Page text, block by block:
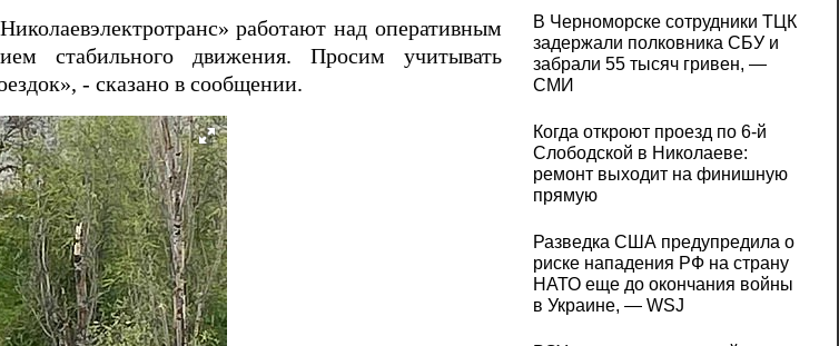
работают над оперативным
стабильного движения. Просим учитывать
- сказано в сообщении.
В Черноморске сотрудники ТЦК
задержали полковника СБУ и
забрали 55 тысяч гривен, —
СМИ
Когда откроют проезд по 6-й
Слободской в Николаеве:
ремонт выходит на финишную
прямую
Разведка США предупредила о
риске нападения РФ на страну
НАТО еще до окончания войны
в Украине, — WSJ